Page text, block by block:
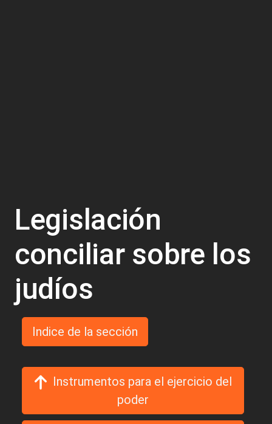
Legislación
conciliar sobre los
judíos
Indice de la sección
Instrumentos para el ejercicio del
poder